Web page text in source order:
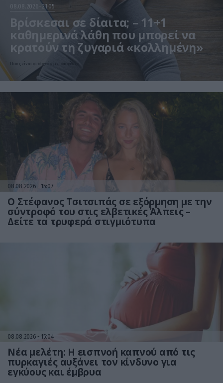
08.08.2026 21:05
Βρίσκεσαι σε δίαιτα; – 11+1
καθημερινά λάθη που μπορεί να
κρατούν τη ζυγαριά «κολλημένη»
Ποιες είναι οι συχνότερες «παγίδες»
08.08.2026 15:07
Ο Στέφανος Τσιτσιπάς σε εξόρμηση με την
σύντροφό του στις ελβετικές Άλπεις –
Δείτε τα τρυφερά στιγμιότυπα
08.08.2026 15:04
Νέα μελέτη: Η εισπνοή καπνού από τις
πυρκαγιές αυξάνει τον κίνδυνο για
εγκύους και έμβρυα